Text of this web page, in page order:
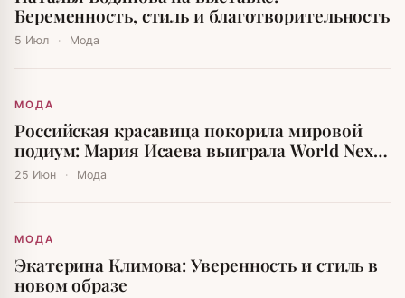
Беременность, стиль и благотворительность
5 Июл · Мода
МОДА
Российская красавица покорила мировой
подиум: Мария Исаева выиграла World Next
Top Model
25 Июн · Мода
МОДА
Экатерина Климова: Уверенность и стиль в
новом образе